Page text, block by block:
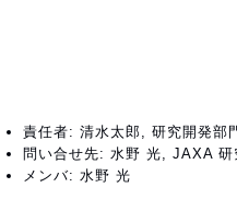
責任者: 清水太郎, 研究開発部
問い合せ先: 水野 光, JAXA
メンバ: 水野 光